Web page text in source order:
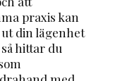
praxis kan
din lägenhet
hittar du